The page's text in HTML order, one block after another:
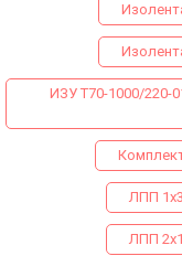
ИЗУ Т70-1000/220-
ЛПП
ЛПП